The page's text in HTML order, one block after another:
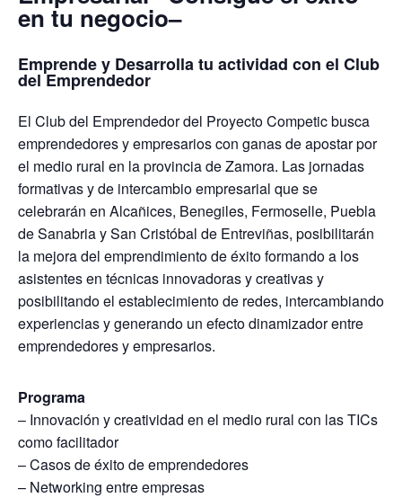
en tu negocio–
Emprende y Desarrolla tu actividad con el Club
del Emprendedor
El Club del Emprendedor del Proyecto Competic busca
emprendedores y empresarios con ganas de apostar por
el medio rural en la provincia de Zamora. Las jornadas
formativas y de intercambio empresarial que se
celebrarán en Alcañices, Benegiles, Fermoselle, Puebla
de Sanabria y San Cristóbal de Entreviñas, posibilitarán
la mejora del emprendimiento de éxito formando a los
asistentes en técnicas innovadoras y creativas y
posibilitando el establecimiento de redes, intercambiando
experiencias y generando un efecto dinamizador entre
emprendedores y empresarios.
Programa
– Innovación y creatividad en el medio rural con las TICs
como facilitador
– Casos de éxito de emprendedores
– Networking entre empresas